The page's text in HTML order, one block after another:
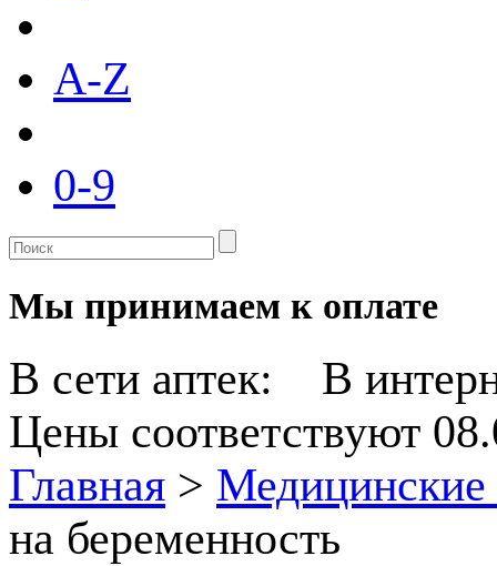
A-Z
0-9
Мы принимаем к оплате
В сети аптек:
В
Цены соответствуют
Главная > Медицинские
на беременность